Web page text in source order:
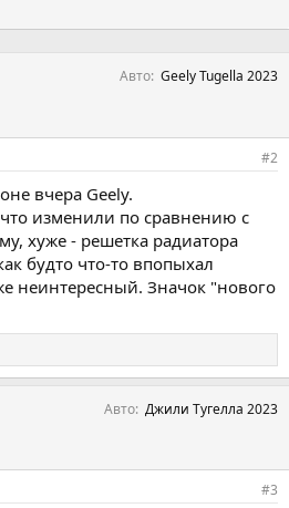
Авто Geely Tugella 2023
#2
вчера Geely.
изменили по сравнению с
хуже - решетка радиатора
будто что-то впопыхал
неинтересный. Значок "нового
Авто Джили Тугелла 2023
#3